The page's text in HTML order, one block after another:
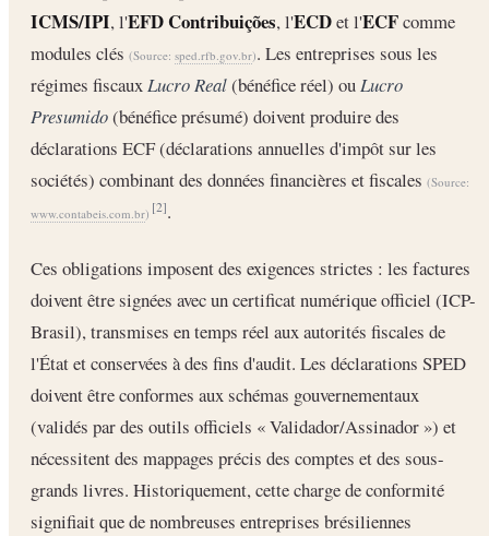
ICMS/IPI, l'EFD Contribuições, l'ECDet l'ECFcomme
modules clés (Source: sped.rfb.gov.br). Les entreprises sous les
régimes fiscauxLucro Real(bénéfice réel) ouLucro
Presumido(bénéfice présumé) doivent produire des
déclarations ECF (déclarations annuelles d'impôt sur les
sociétés) combinant des données financières et fiscales (Source:
www.contabeis.com.br) [2].
Ces obligations imposent des exigences strictes : les factures
doivent être signées avec un certificat numérique officiel (ICP-
Brasil), transmises en temps réel aux autorités fiscales de
l'État et conservées à des fins d'audit. Les déclarations SPED
doivent être conformes aux schémas gouvernementaux
(validés par des outils officiels « Validador/Assinador ») et
nécessitent des mappages précis des comptes et des sous-
grands livres. Historiquement, cette charge de conformité
signifiait que de nombreuses entreprises brésiliennes